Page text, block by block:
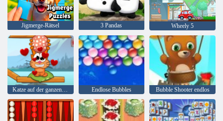
Jigmerge-Rätsel 3 Pandas Wheely 5
Katze auf der ganzen Welt - Alpenseen Endlose Bubbles Bubble Shooter endlos